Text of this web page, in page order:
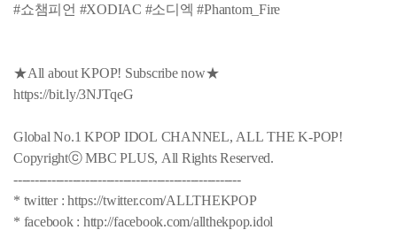
#쇼챔피언 #XODIAC #소디엑 #Phantom_Fire
★All about KPOP! Subscribe now★
https://bit.ly/3NJTqeG
Global No.1 KPOP IDOL CHANNEL, ALL THE K-POP!
Copyrightⓒ MBC PLUS, All Rights Reserved.
------------------------------------------------------
* twitter : https://twitter.com/ALLTHEKPOP
* facebook : http://facebook.com/allthekpop.idol